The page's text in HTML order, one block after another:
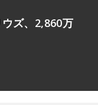
ズ、2,860万